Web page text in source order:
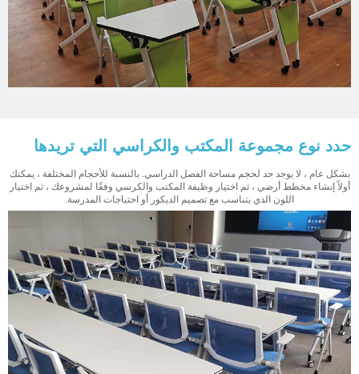
حدد نوع مجموعة المكتب والكراسي التي تريدها
بشكل عام ، لا يوجد حد لحجم مساحة الفصل الدراسي. بالنسبة للأحجام المختلفة ، يمكنك
أولاً إنشاء مخطط أرضي ، ثم اختيار وظيفة المكتب والكرسي وفقًا لمشروعك ، ثم اختيار
اللون الذي يتناسب مع تصميم الديكور أو احتياجات المدرسة.